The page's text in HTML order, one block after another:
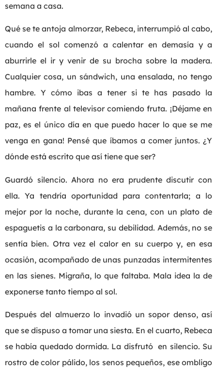
semana a casa.
Qué se te antoja almorzar, Rebeca, interrumpió al cabo,
cuando el sol comenzó a calentar en demasía y a
aburrirle el ir y venir de su brocha sobre la madera.
Cualquier cosa, un sándwich, una ensalada, no tengo
hambre. Y cómo ibas a tener si te has pasado la
mañana frente al televisor comiendo fruta. ¡Déjame en
paz, es el único día en que puedo hacer lo que se me
venga en gana! Pensé que íbamos a comer juntos. ¿Y
dónde está escrito que así tiene que ser?
Guardó silencio. Ahora no era prudente discutir con
ella. Ya tendría oportunidad para contentarla; a lo
mejor por la noche, durante la cena, con un plato de
espaguetis a la carbonara, su debilidad. Además, no se
sentía bien. Otra vez el calor en su cuerpo y, en esa
ocasión, acompañado de unas punzadas intermitentes
en las sienes. Migraña, lo que faltaba. Mala idea la de
exponerse tanto tiempo al sol.
Después del almuerzo lo invadió un sopor denso, así
que se dispuso a tomar una siesta. En el cuarto, Rebeca
se había quedado dormida. La disfrutó en silencio. Su
rostro de color pálido, los senos pequeños, ese ombligo